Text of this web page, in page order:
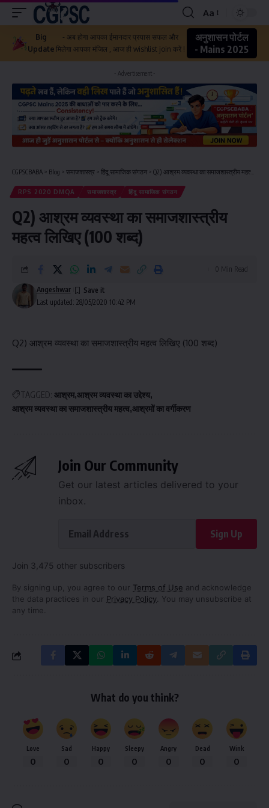
Aa
Big
Update
- अब होगा आपका ईमानदार प्रयास सफल और
मिलेगा आपका मंजिल , आज ही wishlist join करें !
अनुशासन पोर्टल
- Mains 2025
- Advertisement -
CGPSCBABA > Blog > समाजशास्त्र > हिंदू सामाजिक संगठन > Q2) आश्रम व्यवस्था का समाजशास्त्रीय महत्व लिखिए (100 शब्द)
RPS 2020 DMQA समाजशास्त्र हिंदू सामाजिक संगठन
Q2) आश्रम व्यवस्था का समाजशास्त्रीय
महत्व लिखिए (100 शब्द)
Last updated: 28/05/2020 10:42 PM
Angeshwar
0 Min Read
Q2) आश्रम व्यवस्था का समाजशास्त्रीय महत्व लिखिए (100 शब्द)
TAGGED: आश्रम आश्रम व्यवस्था का उद्देश्य
आश्रम व्यवस्था का समाजशास्त्रीय महत्व आश्रमों का वर्गीकरण
Join Our Community
Get our latest articles delivered to your
inbox.
Sign Up
Join 3,475 other subscribers
By signing up, you agree to our Terms of Use and acknowledge
the data practices in our Privacy Policy. You may unsubscribe at
any time.
What do you think?
Love
0
Sad
0
Happy
0
Sleepy
0
Angry
0
Dead
0
Wink
0